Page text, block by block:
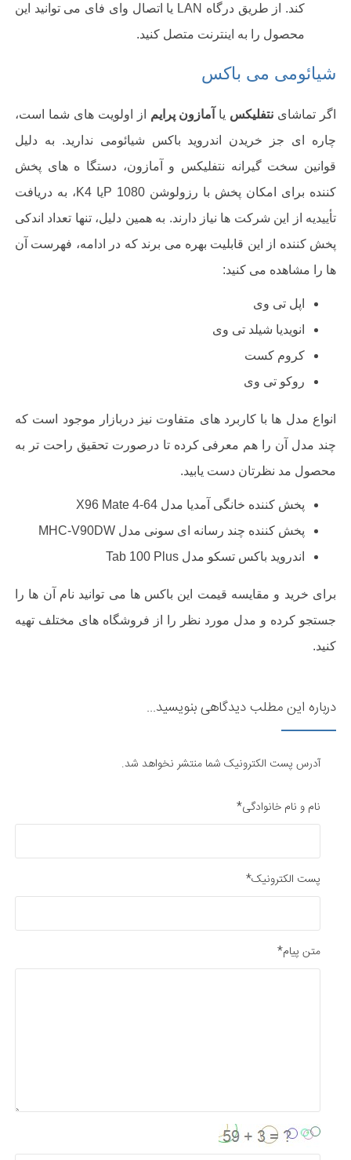
کند. از طریق درگاه LAN یا اتصال وای فای می توانید این
محصول را به اینترنت متصل کنید.
شیائومی می باکس
اگر تماشای نتفلیکس یا آمازون پرایم از اولویت های شما است،
چاره ای جز خریدن اندروید باکس شیائومی ندارید. به دلیل
قوانین سخت گیرانه نتفلیکس و آمازون، دستگا ه های پخش
کننده برای امکان پخش با رزولوشن 1080
Pیا 4 K، به دریافت
تأییدیه از این شرکت ها نیاز دارند. به همین دلیل، تنها تعداد اندکی
پخش کننده از این قابلیت بهره می برند که در ادامه، فهرست آن
ها را مشاهده می کنید:
اپل تی وی
انویدیا شیلد تی وی
کروم کست
روکو تی وی
انواع مدل ها با کاربرد های متفاوت نیز دربازار موجود است که
چند مدل آن را هم معرفی کرده تا درصورت تحقیق راحت تر به
محصول مد نظرتان دست یابید.
پخش کننده خانگی آمدیا مدل X96 Mate 4-64
پخش کننده چند رسانه ای سونی مدل MHC-V90DW
اندروید باکس تسکو مدل Tab 100 Plus
برای خرید و مقایسه قیمت این باکس ها می توانید نام آن ها را
جستجو کرده و مدل مورد نظر را از فروشگاه های مختلف تهیه
کنید.
درباره این مطلب دیدگاهی بنویسید...
آدرس پست الکترونیک شما منتشر نخواهد شد.
نام و نام خانوادگی*
پست الکترونیک*
متن پیام*